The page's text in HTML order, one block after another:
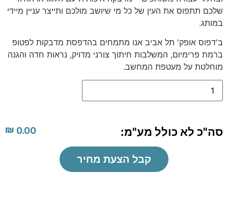
שלכם תתפוס את העין של כל מי שיושב מולכם ותייצר עניין מיידי
במותג.
ב'דפוס אופק' תל אביב אנו מתמחים בהדפסת מדבקות לפטופ
ברמת פרימיום, המשלבות חיתוך צורני מדויק, נראות חדה והגנה
מוחלטת על מעטפת המחשב.
סה"כ לא כולל מע"מ: ₪ 0.00
קבל הצעת מחיר